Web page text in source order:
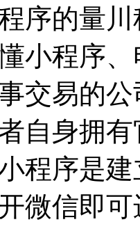
序的量
小程序
交易的
自身拥
程序是
微信即